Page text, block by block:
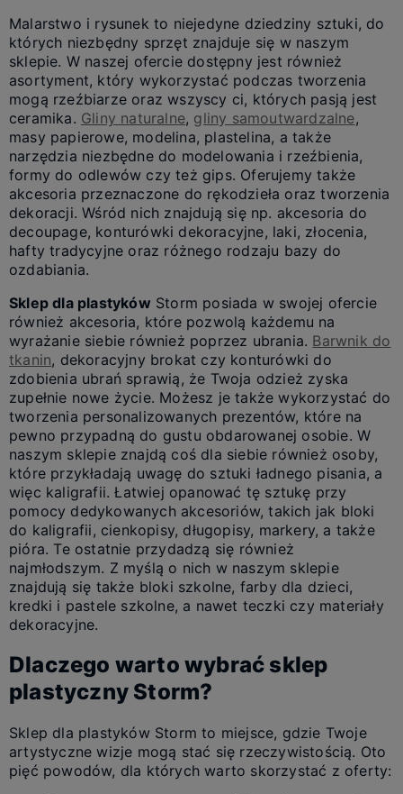
Malarstwo i rysunek to niejedyne dziedziny sztuki, do
których niezbędny sprzęt znajduje się w naszym
sklepie. W naszej ofercie dostępny jest również
asortyment, który wykorzystać podczas tworzenia
mogą rzeźbiarze oraz wszyscy ci, których pasją jest
ceramika. Gliny naturalne, gliny samoutwardzalne,
masy papierowe, modelina, plastelina, a także
narzędzia niezbędne do modelowania i rzeźbienia,
formy do odlewów czy też gips. Oferujemy także
akcesoria przeznaczone do rękodzieła oraz tworzenia
dekoracji. Wśród nich znajdują się np. akcesoria do
decoupage, konturówki dekoracyjne, laki, złocenia,
hafty tradycyjne oraz różnego rodzaju bazy do
ozdabiania.
Sklep dla plastyków Storm posiada w swojej ofercie
również akcesoria, które pozwolą każdemu na
wyrażanie siebie również poprzez ubrania. Barwnik do
tkanin, dekoracyjny brokat czy konturówki do
zdobienia ubrań sprawią, że Twoja odzież zyska
zupełnie nowe życie. Możesz je także wykorzystać do
tworzenia personalizowanych prezentów, które na
pewno przypadną do gustu obdarowanej osobie. W
naszym sklepie znajdą coś dla siebie również osoby,
które przykładają uwagę do sztuki ładnego pisania, a
więc kaligrafii. Łatwiej opanować tę sztukę przy
pomocy dedykowanych akcesoriów, takich jak bloki
do kaligrafii, cienkopisy, długopisy, markery, a także
pióra. Te ostatnie przydadzą się również
najmłodszym. Z myślą o nich w naszym sklepie
znajdują się także bloki szkolne, farby dla dzieci,
kredki i pastele szkolne, a nawet teczki czy materiały
dekoracyjne.
Dlaczego warto wybrać sklep
plastyczny Storm?
Sklep dla plastyków Storm to miejsce, gdzie Twoje
artystyczne wizje mogą stać się rzeczywistością. Oto
pięć powodów, dla których warto skorzystać z oferty: